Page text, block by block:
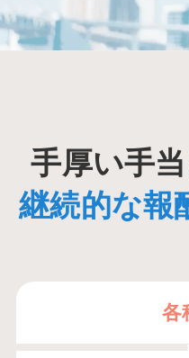
手厚い手
継続的な報
各